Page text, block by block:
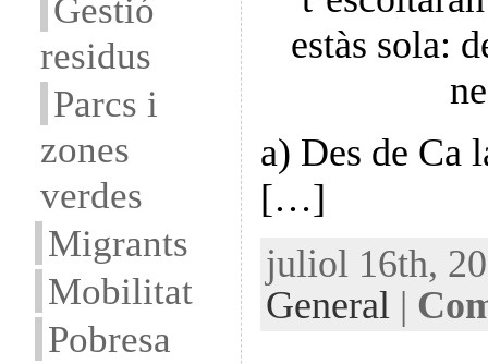
Gestió
residus
Parcs i
zones
verdes
Migrants
Mobilitat
Pobresa
estàs sola:
a) Des de Ca
[…]
juliol 16th,
General|